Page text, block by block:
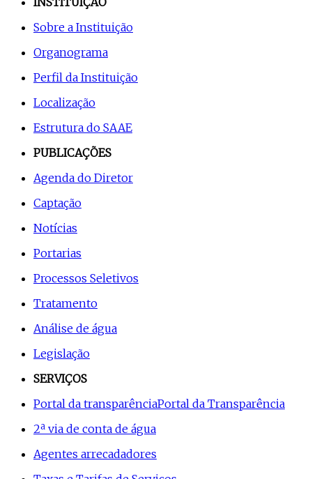
Sobre a Instituição
Organograma
Perfil da Instituição
Localização
Estrutura do SAAE
PUBLICAÇÕES
Agenda do Diretor
Captação
Notícias
Portarias
Processos Seletivos
Tratamento
Análise de água
Legislação
SERVIÇOS
Portal da transparênciaPortal da Transparência
2ª via de conta de água
Agentes arrecadadores